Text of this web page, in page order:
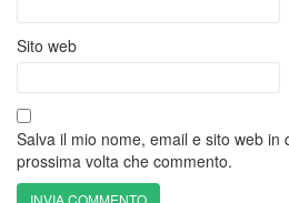
Sito web
Salva il mio nome, email e sito web in
prossima volta che commento.